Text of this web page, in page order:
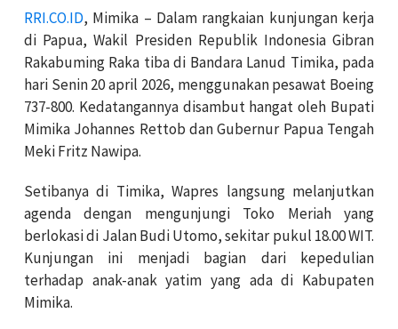
RRI.CO.ID, Mimika – Dalam rangkaian kunjungan kerja
di Papua, Wakil Presiden Republik Indonesia Gibran
Rakabuming Raka tiba di Bandara Lanud Timika, pada
hari Senin 20 april 2026, menggunakan pesawat Boeing
737-800. Kedatangannya disambut hangat oleh Bupati
Mimika Johannes Rettob dan Gubernur Papua Tengah
Meki Fritz Nawipa.
Setibanya di Timika, Wapres langsung melanjutkan
agenda dengan mengunjungi Toko Meriah yang
berlokasi di Jalan Budi Utomo, sekitar pukul 18.00 WIT.
Kunjungan ini menjadi bagian dari kepedulian
terhadap anak-anak yatim yang ada di Kabupaten
Mimika.